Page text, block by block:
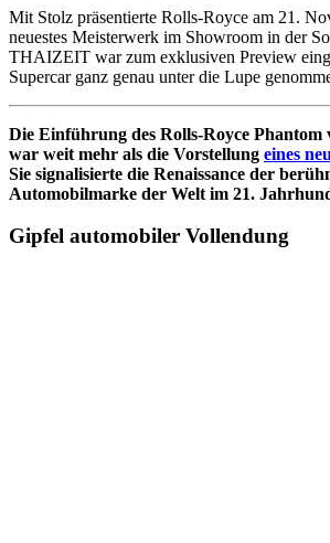
Mit Stolz präsentierte Rolls-Royce am 21.
neuestes Meisterwerk im Showroom in der
THAIZEIT war zum exklusiven Preview
Supercar ganz genau unter die Lupe
Die Einführung des Rolls-Royce Phantom
war weit mehr als die Vorstellung eines
Sie signalisierte die Renaissance der
Automobilmarke der Welt im 21.
Gipfel automobiler Vollendung